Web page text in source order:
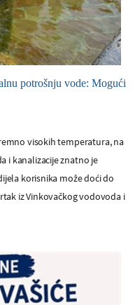
potrošnju vode: Mogući
visokih temperatura, na
i kanalizacije znatno je
korisnika može doći do
iz Vinkovačkog vodovoda i